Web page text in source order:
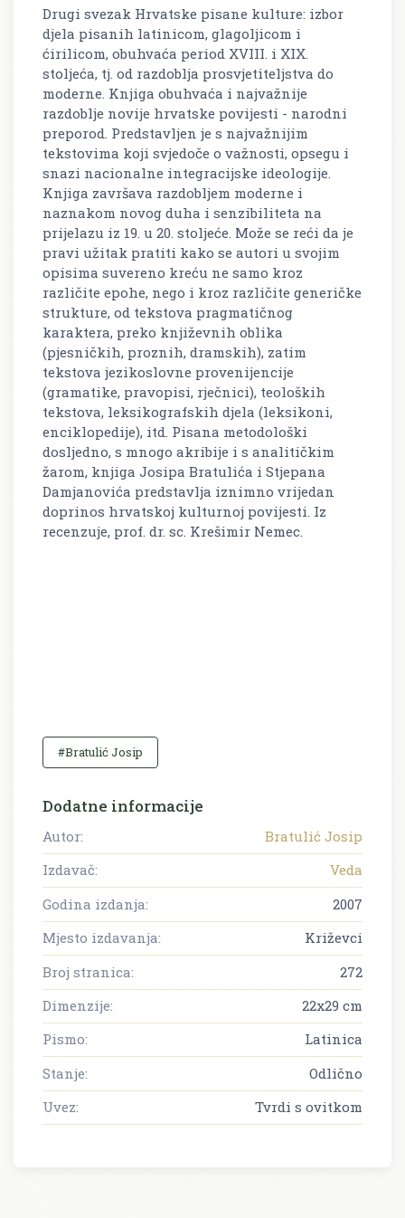
Drugi svezak Hrvatske pisane kulture: izbor
djela pisanih latinicom, glagoljicom i
ćirilicom, obuhvaća period XVIII. i XIX.
stoljeća, tj. od razdoblja prosvjetiteljstva do
moderne. Knjiga obuhvaća i najvažnije
razdoblje novije hrvatske povijesti - narodni
preporod. Predstavljen je s najvažnijim
tekstovima koji svjedoče o važnosti, opsegu i
snazi nacionalne integracijske ideologije.
Knjiga završava razdobljem moderne i
naznakom novog duha i senzibiliteta na
prijelazu iz 19. u 20. stoljeće. Može se reći da je
pravi užitak pratiti kako se autori u svojim
opisima suvereno kreću ne samo kroz
različite epohe, nego i kroz različite generičke
strukture, od tekstova pragmatičnog
karaktera, preko književnih oblika
(pjesničkih, proznih, dramskih), zatim
tekstova jezikoslovne provenijencije
(gramatike, pravopisi, rječnici), teoloških
tekstova, leksikografskih djela (leksikoni,
enciklopedije), itd. Pisana metodološki
dosljedno, s mnogo akribije i s analitičkim
žarom, knjiga Josipa Bratulića i Stjepana
Damjanovića predstavlja iznimno vrijedan
doprinos hrvatskoj kulturnoj povijesti. Iz
recenzuje, prof. dr. sc. Krešimir Nemec.
#Bratulić Josip
Dodatne informacije
Autor:
Bratulić Josip
Izdavač:
Veda
Godina izdanja:
2007
Mjesto izdavanja:
Križevci
Broj stranica:
272
Dimenzije:
22x29 cm
Pismo:
Latinica
Stanje:
Odlično
Uvez:
Tvrdi s ovitkom